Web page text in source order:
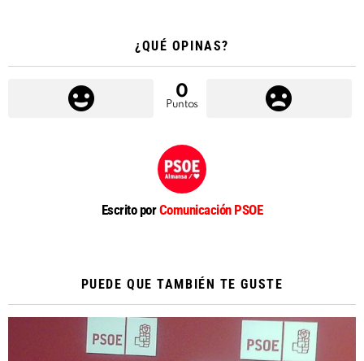
¿QUÉ OPINAS?
0
Puntos
Escrito porComunicación PSOE
PUEDE QUE TAMBIÉN TE GUSTE